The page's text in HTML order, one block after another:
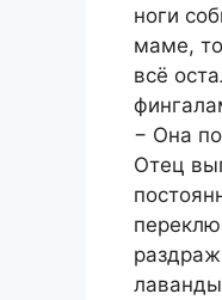
ноги
маме,
всё
− Она
Отец